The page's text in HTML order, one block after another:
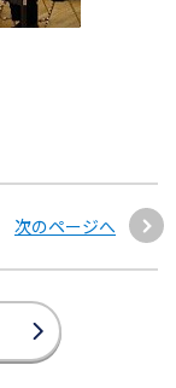
次のページへ